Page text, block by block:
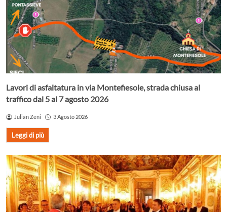
Lavori di asfaltatura in via Montefiesole, strada chiusa al
traffico dal 5 al 7 agosto 2026
Julian Zeni 3 Agosto 2026
Leggi di più